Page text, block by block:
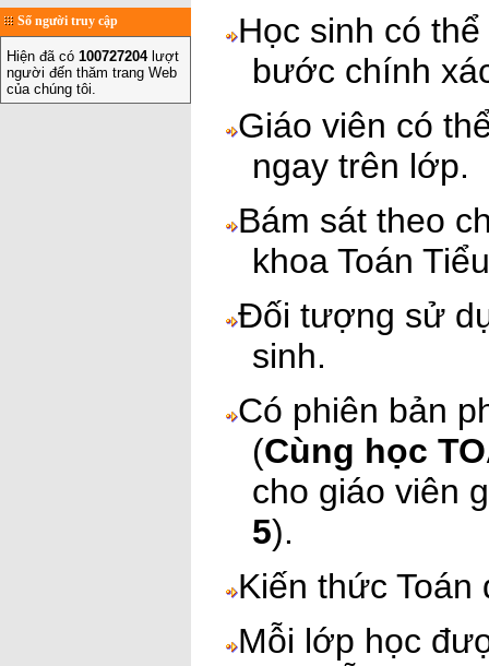
Số người truy cập
Hiện đã có 100727204 lượt
người đến thăm trang Web
của chúng tôi.
Học sinh có
bước chính
Giáo viên có
ngay trên lớp.
Bám sát theo
khoa Toán
Đối tượng sử
sinh.
Có phiên bản
(Cùng học
cho giáo viên
5).
Kiến thức
Mỗi lớp học